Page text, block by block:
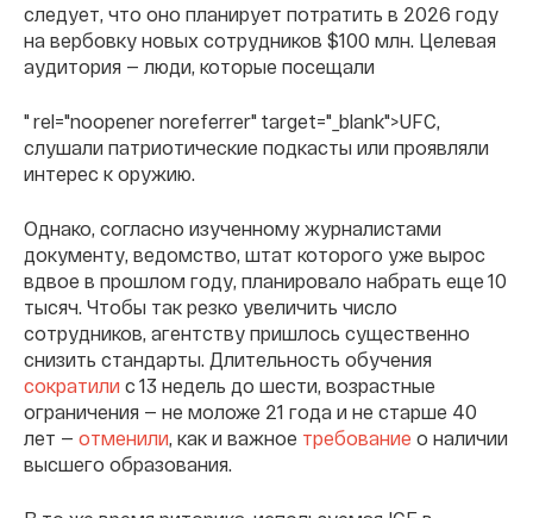
следует, что оно планирует потратить в 2026 году
на вербовку новых сотрудников $100 млн. Целевая
аудитория — люди, которые посещали
" rel="noopener noreferrer" target="_blank">UFC,
слушали патриотические подкасты или проявляли
интерес к оружию.
Однако, согласно изученному журналистами
документу, ведомство, штат которого уже вырос
вдвое в прошлом году, планировало набрать еще 10
тысяч. Чтобы так резко увеличить число
сотрудников, агентству пришлось существенно
снизить стандарты. Длительность обучения
сократили с 13 недель до шести, возрастные
ограничения — не моложе 21 года и не старше 40
лет — отменили , как и важное требование о наличии
высшего образования.